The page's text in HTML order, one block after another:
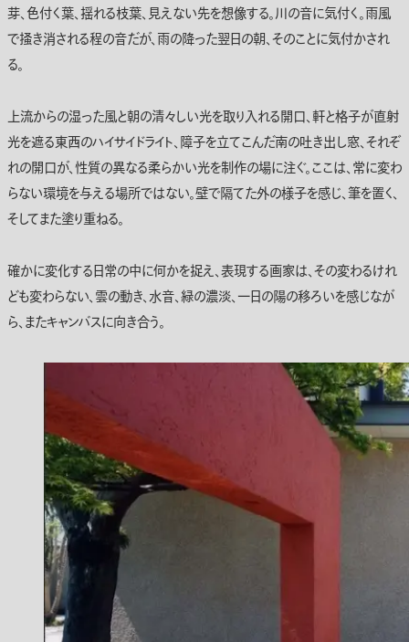
芽、色付く葉、揺れる枝葉、見えない先を想像する。川の音に気付く。雨風
で掻き消される程の音だが、雨の降った翌日の朝、そのことに気付かされ
る。
上流からの湿った風と朝の清々しい光を取り入れる開口、軒と格子が直射
光を遮る東西のハイサイドライト、障子を立てこんだ南の吐き出し窓、それぞ
れの開口が、性質の異なる柔らかい光を制作の場に注ぐ。ここは、常に変わ
らない環境を与える場所ではない。壁で隔てた外の様子を感じ、筆を置く、
そしてまた塗り重ねる。
確かに変化する日常の中に何かを捉え、表現する画家は、その変わるけれ
ども変わらない、雲の動き、水音、緑の濃淡、一日の陽の移ろいを感じなが
ら、またキャンバスに向き合う。